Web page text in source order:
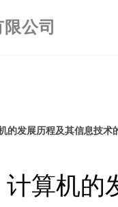
公司
的发展历程及其信息技术
计算机的